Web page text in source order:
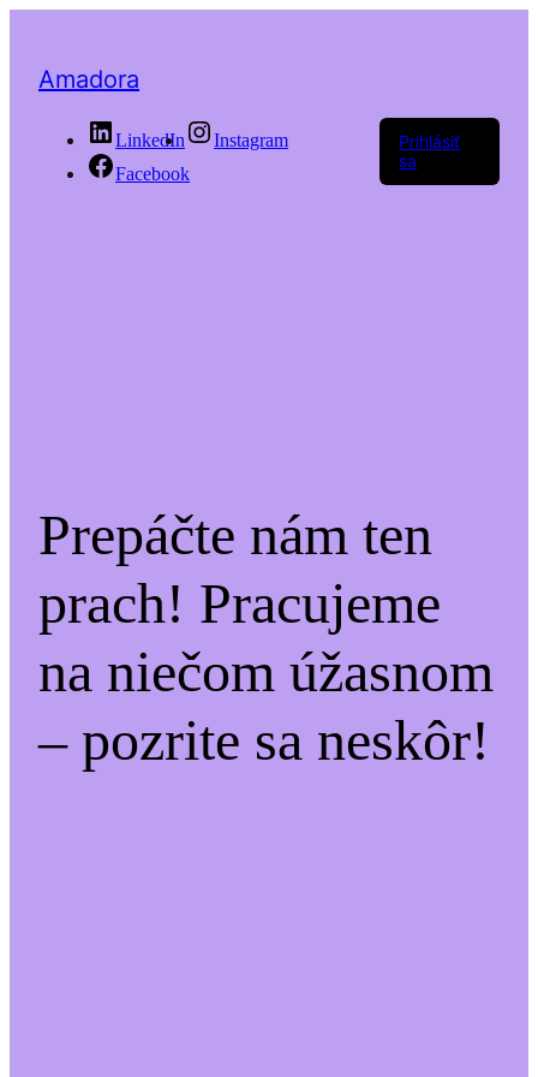
Amadora
LinkedIn
Instagram
Facebook
Prihlásiť
sa
Prepáčte nám ten
prach! Pracujeme
na niečom úžasnom
– pozrite sa neskôr!